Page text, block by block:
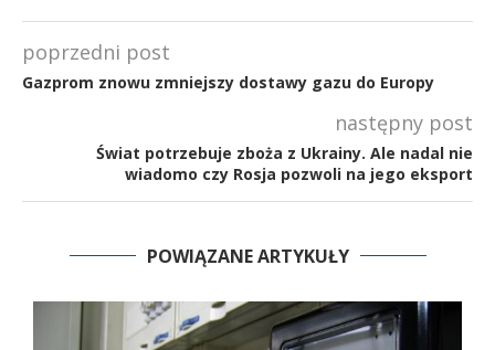
poprzedni post
Gazprom znowu zmniejszy dostawy gazu do Europy
następny post
Świat potrzebuje zboża z Ukrainy. Ale nadal nie
wiadomo czy Rosja pozwoli na jego eksport
POWIĄZANE ARTYKUŁY